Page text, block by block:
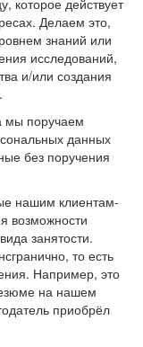
которое действует
Делаем это,
знаний или
исследований,
и/или создания
мы поручаем
данных
без поручения
нашим клиентам-
возможности
занятости.
то есть
Например, это
на нашем
приобрёл